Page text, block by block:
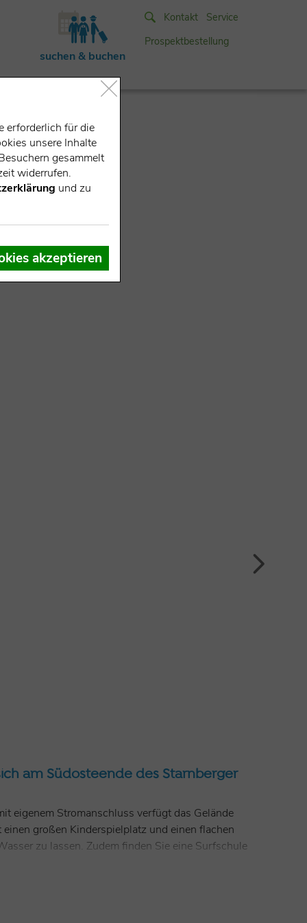
suchen & buchen
Kontakt
Service
Prospektbestellung
am Südosteende des Starnberger
eigenem Stromanschluss verfügt das Gelände
großen Kinderspielplatz und einen flachen
zu lassen. Zudem finden Sie eine Surfschule
erforderlich für die
unsere Inhalte
gesammelt
widerrufen.
und zu
akzeptieren